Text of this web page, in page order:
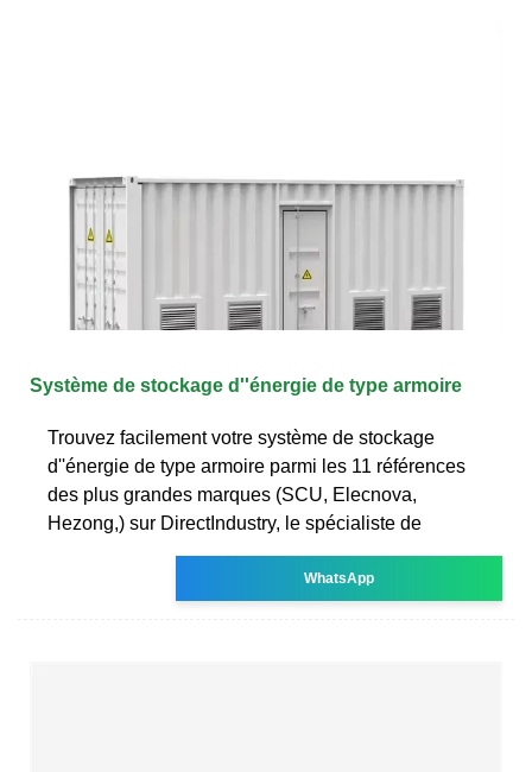
Système de stockage d''énergie de type armoire
Trouvez facilement votre système de stockage
d''énergie de type armoire parmi les 11 références
des plus grandes marques (SCU, Elecnova,
Hezong,) sur DirectIndustry, le spécialiste de
WhatsApp